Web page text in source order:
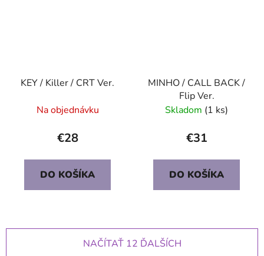
KEY / Killer / CRT Ver.
Na objednávku
€28
DO KOŠÍKA
MINHO / CALL BACK /
Flip Ver.
Skladom (1 ks)
€31
DO KOŠÍKA
NAČÍTAŤ 12 ĎALŠÍCH